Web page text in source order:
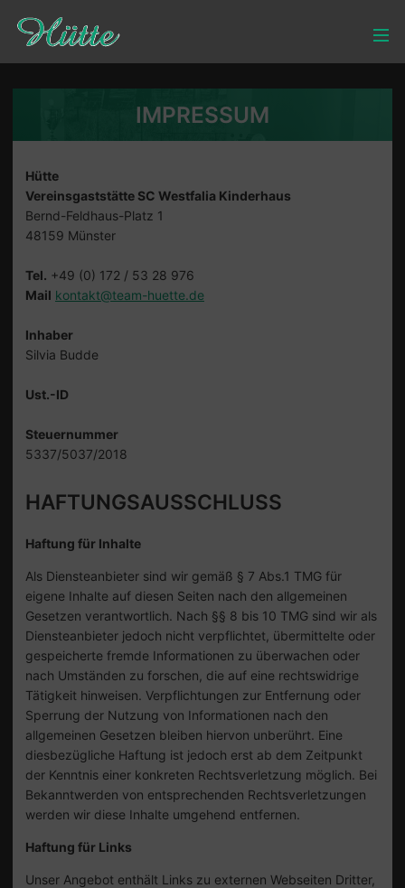
IMPRESSUM
Hütte
Vereinsgaststätte SC Westfalia Kinderhaus
Bernd-Feldhaus-Platz 1
48159 Münster
Tel. +49 (0) 172 / 53 28 976
Mail kontakt@team-huette.de
Inhaber
Silvia Budde
Ust.-ID
Steuernummer
5337/5037/2018
HAFTUNGSAUSSCHLUSS
Haftung für Inhalte
Als Diensteanbieter sind wir gemäß § 7 Abs.1 TMG für
eigene Inhalte auf diesen Seiten nach den allgemeinen
Gesetzen verantwortlich. Nach §§ 8 bis 10 TMG sind wir als
Diensteanbieter jedoch nicht verpflichtet, übermittelte oder
gespeicherte fremde Informationen zu überwachen oder
nach Umständen zu forschen, die auf eine rechtswidrige
Tätigkeit hinweisen. Verpflichtungen zur Entfernung oder
Sperrung der Nutzung von Informationen nach den
allgemeinen Gesetzen bleiben hiervon unberührt. Eine
diesbezügliche Haftung ist jedoch erst ab dem Zeitpunkt
der Kenntnis einer konkreten Rechtsverletzung möglich. Bei
Bekanntwerden von entsprechenden Rechtsverletzungen
werden wir diese Inhalte umgehend entfernen.
Haftung für Links
Unser Angebot enthält Links zu externen Webseiten Dritter,